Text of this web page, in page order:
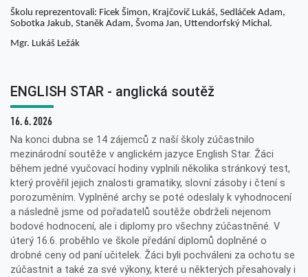
Školu reprezentovali: Ficek Šimon, Krajčovič Lukáš, Sedláček Adam,
Sobotka Jakub, Staněk Adam, Švoma Jan, Uttendorfský Michal.
Mgr. Lukáš Ležák
ENGLISH STAR - anglická soutěž
16. 6. 2026
Na konci dubna se 14 zájemců z naší školy zúčastnilo
mezinárodní soutěže v anglickém jazyce English Star. Žáci
během jedné vyučovací hodiny vyplnili několika stránkový test,
který prověřil jejich znalosti gramatiky, slovní zásoby i čtení s
porozuměním. Vyplněné archy se poté odeslaly k vyhodnocení
a následně jsme od pořadatelů soutěže obdrželi nejenom
bodové hodnocení, ale i diplomy pro všechny zúčastněné. V
úterý 16.6. proběhlo ve škole předání diplomů doplněné o
drobné ceny od paní učitelek. Žáci byli pochváleni za ochotu se
zúčastnit a také za své výkony, které u některých přesahovaly i